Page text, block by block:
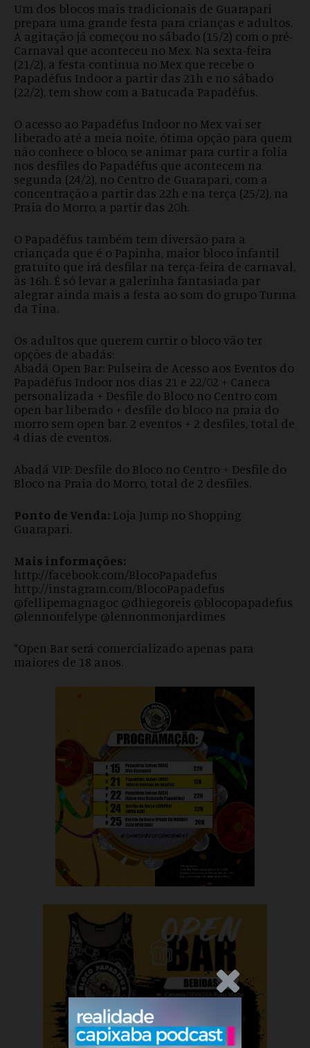
.Anúncio
Um dos blocos mais tradicionais de Guarapari
prepara uma grande festa para crianças e adultos.
A agitação já começou no sábado (15/2) com o pré-
Carnaval que aconteceu no Mex. Na sexta-feira
(21/2), a festa continua no Mex que recebe o
Papadéfus Indoor a partir das 21h e no sábado
(22/2), tem show com a Batucada Papadéfus.
O acesso ao Papadéfus Indoor no Mex vai ser
liberado até a meia noite, ótima opção para quem
não conhece o bloco, se animar para curtir a folia
nos desfiles do Papadéfus que acontecem na
segunda (24/2), no Centro de Guarapari, com a
concentração a partir das 22h e na terça (25/2), na
Praia do Morro, a partir das 20h.
O Papadéfus também tem diversão para a
criançada que é o Papinha, maior bloco infantil
gratuito que irá desfilar na terça-feira de carnaval,
às 16h. É só levar a galerinha fantasiada par
alegrar ainda mais a festa ao som do grupo Turma
da Tina.
Os adultos que querem curtir o bloco vão ter
opções de abadás:
Abadá Open Bar: Pulseira de Acesso aos Eventos do
Papadéfus Indoor nos dias 21 e 22/02 + Caneca
personalizada + Desfile do Bloco no Centro com
open bar liberado + desfile do bloco na praia do
morro sem open bar. 2 eventos + 2 desfiles, total de
4 dias de eventos.
Abadá VIP: Desfile do Bloco no Centro + Desfile do
Bloco na Praia do Morro, total de 2 desfiles.
Ponto de Venda: Loja Jump no Shopping
Guarapari.
Mais informações:
http://facebook.com/BlocoPapadefus
http://instagram.com/BlocoPapadefus
@fellipemagnagoc @dhiegoreis @blocopapadefus
@lennonfelype @lennonmonjardimes
*Open Bar será comercializado apenas para
maiores de 18 anos.